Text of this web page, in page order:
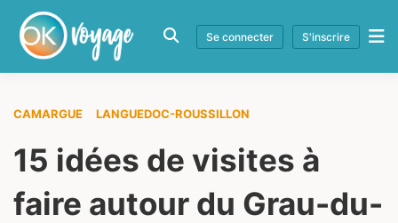
Se connecter S'inscrire
CAMARGUE LANGUEDOC-ROUSSILLON
15 idées de visites à
faire autour du Grau-du-